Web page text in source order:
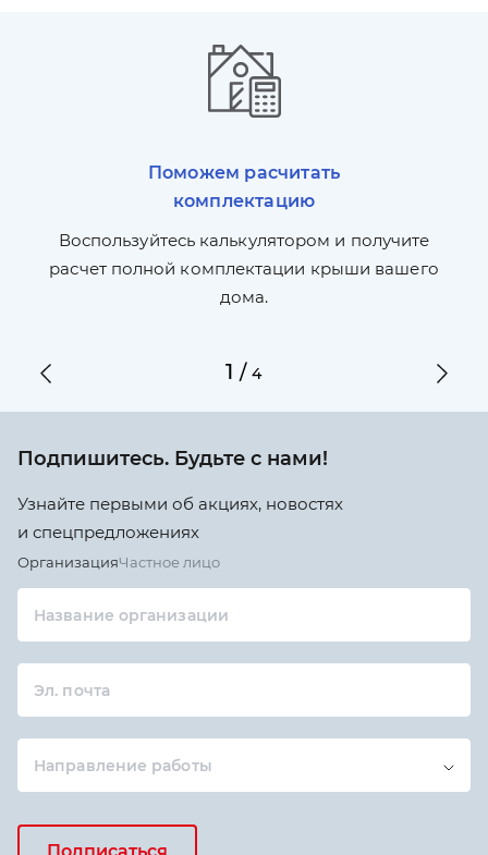
Поможем расчитать
комплектацию
Воспользуйтесь калькулятором и получите
расчет полной комплектации крыши вашего
дома.
1 /4
Подпишитесь. Будьте с нами!
Узнайте первыми об акциях, новостях
и спецпредложениях
ОрганизацияЧастное лицо
Название организации
Эл. почта
Направление работы